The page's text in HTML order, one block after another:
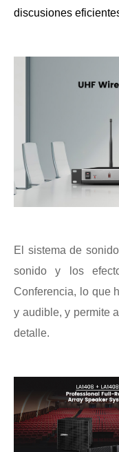
discusiones
El sistema de
sonido y los
Conferencia, lo que
y audible, y permite
detalle.